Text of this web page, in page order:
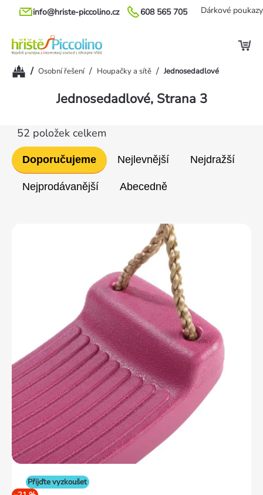
Přejít
608 565 705
info@hriste-piccolino.cz Dárkové poukazy
Domů/ Osobní řešení / Houpačky a sítě / Jednosedadlové
Jednosedadlové, Strana 3
Řazení
produktů
Doporučujeme Nejlevnější Nejdražší
Nejprodávanější Abecedně
52 položek celkem
Přijďte vyzkoušet